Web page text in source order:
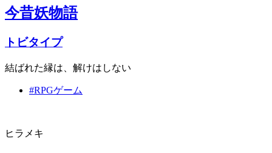
今昔妖物語
トビタイプ
結ばれた縁は、解けはしない
#RPGゲーム
ヒラメキ